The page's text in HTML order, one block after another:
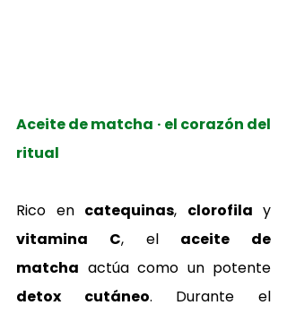
Aceite de matcha · el corazón del
ritual
Rico en catequinas, clorofila
vitamina C, el aceite de
matcha
detox cutáneo